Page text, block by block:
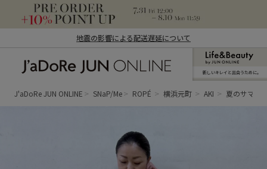
地震の影響による配送遅延について
ン オンライン）
新しいキレイと出合うために。
J'aDoRe JUN ONLINE SNaP/Me ROPÉ 横浜元町 AKI 夏のサマー